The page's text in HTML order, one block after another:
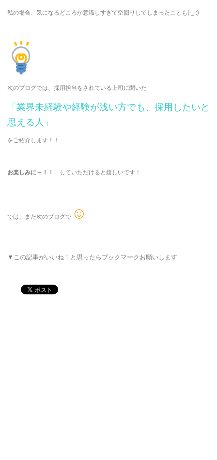
私の場合、気になるどころか意識しすぎて空回りしてしまったことも(-_-;)
次のブログでは、採用担当をされている上司に聞いた
「業界未経験や経験が浅い方でも、採用したいと
思える人」
をご紹介します！！
お楽しみに～！！ していただけると嬉しいです！
では、また次のブログで ☺
▼この記事がいいね！と思ったらブックマークお願いします